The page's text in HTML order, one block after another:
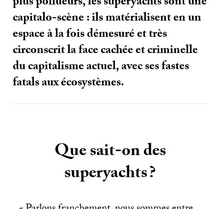
capitalo-scène : ils matérialisent en un
espace à la fois démesuré et très
circonscrit la face cachée et criminelle
du capitalisme actuel, avec ses fastes
fatals aux écosystèmes.
Que sait-on des
superyachts?